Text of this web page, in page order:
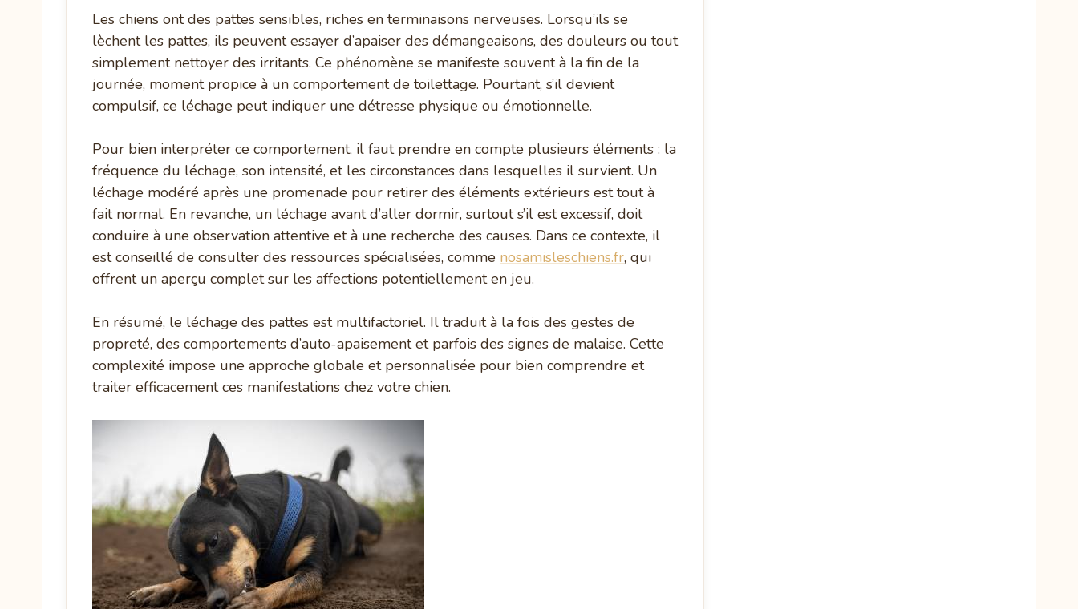
Les chiens ont des pattes sensibles, riches en terminaisons nerveuses. Lorsqu’ils se
lèchent les pattes, ils peuvent essayer d’apaiser des démangeaisons, des douleurs ou tout
simplement nettoyer des irritants. Ce phénomène se manifeste souvent à la fin de la
journée, moment propice à un comportement de toilettage. Pourtant, s’il devient
compulsif, ce léchage peut indiquer une détresse physique ou émotionnelle.
Pour bien interpréter ce comportement, il faut prendre en compte plusieurs éléments : la
fréquence du léchage, son intensité, et les circonstances dans lesquelles il survient. Un
léchage modéré après une promenade pour retirer des éléments extérieurs est tout à
fait normal. En revanche, un léchage avant d’aller dormir, surtout s’il est excessif, doit
conduire à une observation attentive et à une recherche des causes. Dans ce contexte, il
est conseillé de consulter des ressources spécialisées, comme nosamisleschiens.fr, qui
offrent un aperçu complet sur les affections potentiellement en jeu.
En résumé, le léchage des pattes est multifactoriel. Il traduit à la fois des gestes de
propreté, des comportements d’auto-apaisement et parfois des signes de malaise. Cette
complexité impose une approche globale et personnalisée pour bien comprendre et
traiter efficacement ces manifestations chez votre chien.